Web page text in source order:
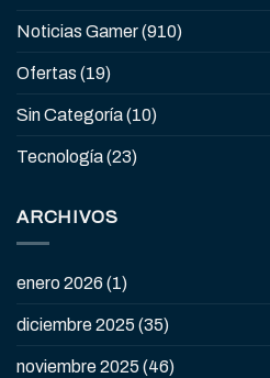
Noticias Gamer(910)
Ofertas (19)
Sin Categoría(10)
Tecnología(23)
ARCHIVOS
enero 2026 (1)
diciembre 2025 (35)
noviembre 2025 (46)